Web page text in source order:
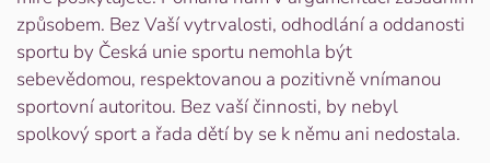
způsobem. Bez Vaší vytrvalosti, odhodlání a oddanosti
sportu by Česká unie sportu nemohla být
sebevědomou, respektovanou a pozitivně vnímanou
sportovní autoritou. Bez vaší činnosti, by nebyl
spolkový sport a řada dětí by se k němu ani nedostala.